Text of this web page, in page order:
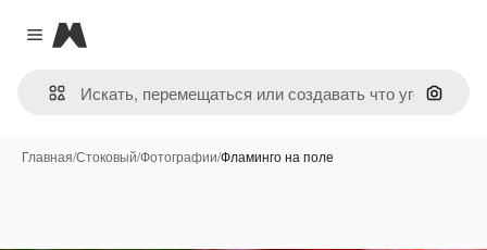
Close menu
Magnific
Поиск
Главная/Стоковый/Фотографии/Фламинго на поле